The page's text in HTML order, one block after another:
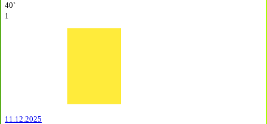
40`
1
11.12.2025